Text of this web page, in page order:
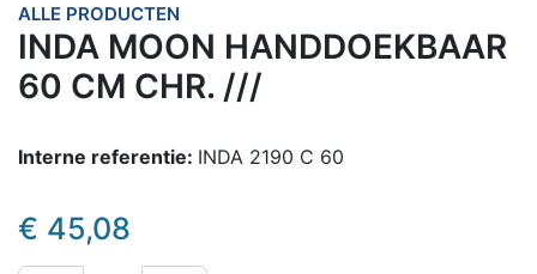
ALLE PRODUCTEN
INDA MOON HANDDOEKBAAR
60 CM CHR. ///
Interne referentie: INDA 2190 C 60
€ 45,08